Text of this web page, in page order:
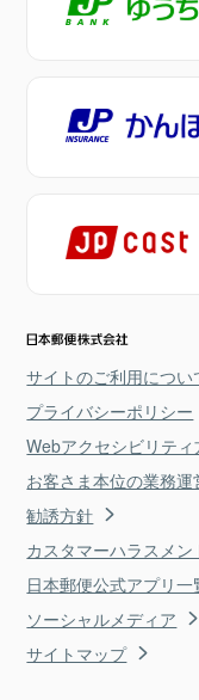
サイトのご利用につい
プライバシーポリシー
Webアクセシビリティ
お客さま本位の業務
勧誘方針
カスタマーハラスメ
日本郵便公式アプリ一
ソーシャルメディア
サイトマップ